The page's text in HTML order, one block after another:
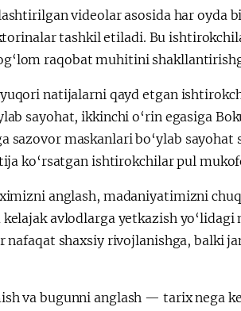
videolar asosida har oyda
tashkil etiladi. Bu
raqobat muhitini
natijalarni qayd etgan
sayohat, ikkinchi o‘rin egasiga
maskanlari bo‘ylab sayohat
ko‘rsatgan ishtirokchilar pul
anglash, madaniyatimizni
kelajak avlodlarga yetkazish
nafaqat shaxsiy rivojlanishga, balki
va bugunni anglash — tarix nega